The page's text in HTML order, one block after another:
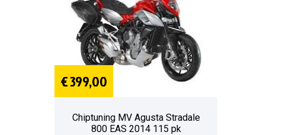
€ 399,00
Chiptuning MV Agusta Stradale
800 EAS 2014 115 pk